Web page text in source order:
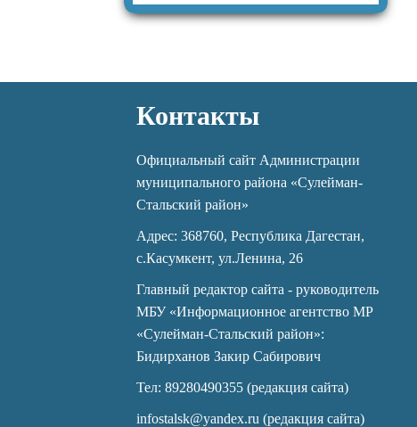
Контакты
Официальный сайт Администрации
муниципального района «Сулейман-
Стальский район»
Адрес: 368760, Республика Дагестан,
с.Касумкент, ул.Ленина, 26
Главный редактор сайта - руководитель
МБУ «Информационное агентство МР
«Сулейман-Стальский район»:
Бидирханов Закир Сабирович
Тел: 89280490355 (редакция сайта)
infostalsk@yandex.ru (редакция сайта)